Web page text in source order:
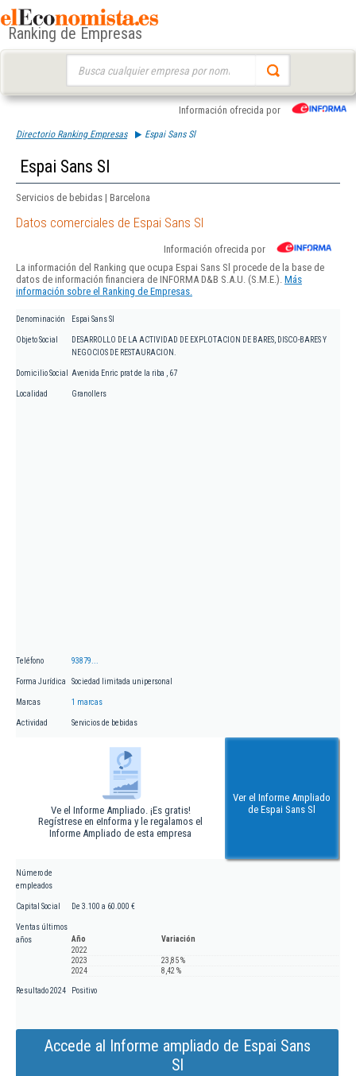
Ranking de Empresas
Información ofrecida por
Directorio Ranking Empresas Espai Sans Sl
Espai Sans Sl
Servicios de bebidas | Barcelona
Datos comerciales de Espai Sans Sl
Información ofrecida por
La información del Ranking que ocupa Espai Sans Sl procede de la base de
datos de información financiera de INFORMA D&B S.A.U. (S.M.E.). Más
información sobre el Ranking de Empresas.
Denominación Espai Sans Sl
Objeto Social
DESARROLLO DE LA ACTIVIDAD DE EXPLOTACION DE BARES, DISCO-BARES Y
NEGOCIOS DE RESTAURACION.
Domicilio Social Avenida Enric prat de la riba , 67
Localidad Granollers
Teléfono 93879...
Forma Jurídica Sociedad limitada unipersonal
Marcas 1 marcas
Actividad Servicios de bebidas
Ve el Informe Ampliado. ¡Es gratis!
Regístrese en eInforma y le regalamos el
Informe Ampliado de esta empresa
Ver el Informe Ampliado
de Espai Sans Sl
Número de
empleados
Capital Social De 3.100 a 60.000 €
Ventas últimos
años
Año
Variación
2022
2023
23,85 %
2024
8,42 %
Resultado 2024 Positivo
Accede al Informe ampliado de Espai Sans
Sl